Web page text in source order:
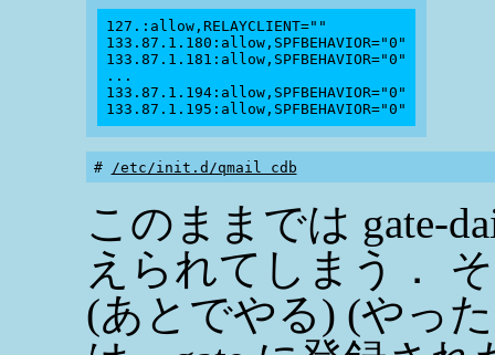
127.:allow,RELAYCLIENT=""
133.87.1.180:allow,SPFBEHAVIOR="0"
133.87.1.181:allow,SPFBEHAVIOR="0"
...
133.87.1.194:allow,SPFBEHAVIOR="0"
# /etc/init.d/qmail cdb
このままでは gate-
えられてしまう．
(あとでやる) (やっ